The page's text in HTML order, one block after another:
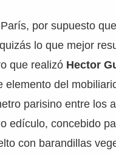
por supuesto
lo que mejor
que realizó Hector
elemento del
parisino entre los
edículo, concebido
con barandillas